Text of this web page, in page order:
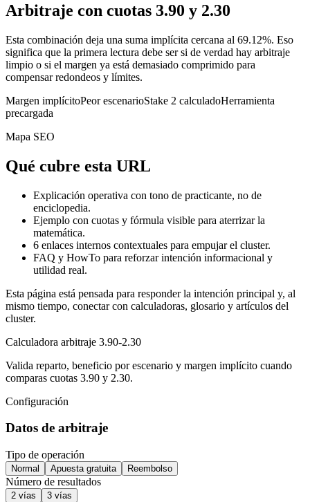
Arbitraje con cuotas 3.90 y 2.30
Esta combinación deja una suma implícita cercana al 69.12%. Eso
significa que la primera lectura debe ser si de verdad hay arbitraje
limpio o si el margen ya está demasiado comprimido para
compensar redondeos y límites.
Margen implícitoPeor escenarioStake 2 calculadoHerramienta
precargada
Mapa SEO
Qué cubre esta URL
Explicación operativa con tono de practicante, no de
enciclopedia.
Ejemplo con cuotas y fórmula visible para aterrizar la
matemática.
6 enlaces internos contextuales para empujar el cluster.
FAQ y HowTo para reforzar intención informacional y
utilidad real.
Esta página está pensada para responder la intención principal y, al
mismo tiempo, conectar con calculadoras, glosario y artículos del
cluster.
Calculadora arbitraje 3.90-2.30
Valida reparto, beneficio por escenario y margen implícito cuando
comparas cuotas 3.90 y 2.30.
Configuración
Datos de arbitraje
Tipo de operación
Normal Apuesta gratuita Reembolso
Número de resultados
2 vías 3 vías